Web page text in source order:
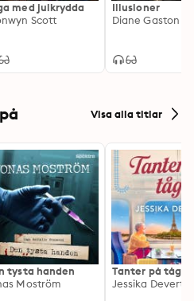
med julkrydda
Scott
Illusioner
Diane Gaston
Visa alla titlar
tysta handen
Moström
Tanter på tåg
Jessika Devert